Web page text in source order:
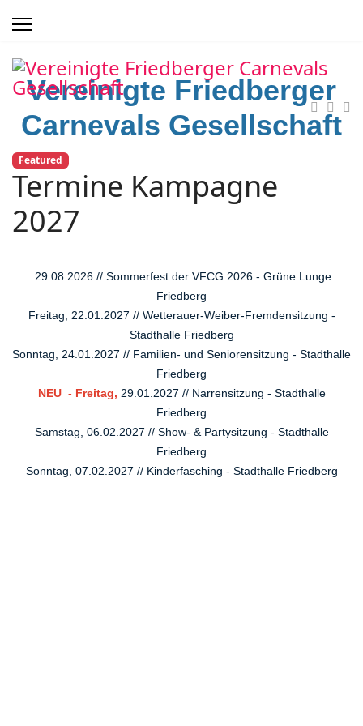
Vereinigte Friedberger
Carnevals Gesellschaft
Featured
Termine Kampagne
2027
29.08.2026 // Sommerfest der VFCG 2026 - Grüne Lunge
Friedberg
Freitag, 22.01.2027 // Wetterauer-Weiber-Fremdensitzung -
Stadthalle Friedberg
Sonntag, 24.01.2027 // Familien- und Seniorensitzung - Stadthalle
Friedberg
NEU - Freitag, 29.01.2027 // Narrensitzung - Stadthalle
Friedberg
Samstag, 06.02.2027 // Show- & Partysitzung - Stadthalle
Friedberg
Sonntag, 07.02.2027 // Kinderfasching - Stadthalle Friedberg